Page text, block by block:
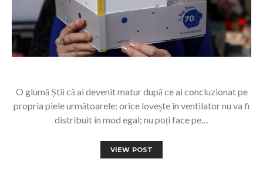
O glumă Știi că ai devenit matur după ce ai concluzionat pe
propria piele următoarele: orice lovește în ventilator nu va fi
distribuit în mod egal; nu poți face pe…
VIEW POST